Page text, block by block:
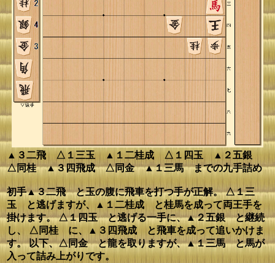
▲３二飛 △１三玉 ▲１二桂成 △１四玉 ▲２五銀
△同桂 ▲３四飛成 △同金 ▲１三馬 までの九手詰め
初手▲３二飛 と玉の腹に飛車を打つ手が正解。 △１三
玉 と逃げますが、▲１二桂成 と桂馬を成って両王手を
掛けます。 △１四玉 と逃げる一手に、▲２五銀 と継続
し、 △同桂 に、▲３四飛成 と飛車を成って追いかけま
す。 以下、△同金 と龍を取りますが、▲１三馬 と馬が
入って詰み上がりです。